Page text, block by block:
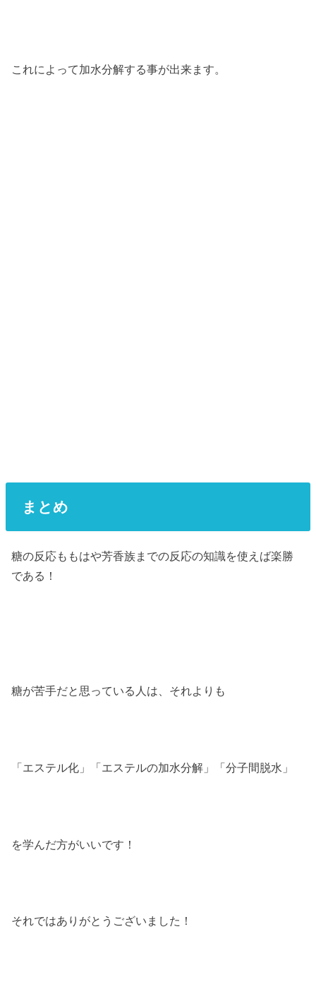
これによって加水分解する事が出来ます。
まとめ
糖の反応ももはや芳香族までの反応の知識を使えば楽勝
である！
糖が苦手だと思っている人は、それよりも
「エステル化」「エステルの加水分解」「分子間脱水」
を学んだ方がいいです！
それではありがとうございました！